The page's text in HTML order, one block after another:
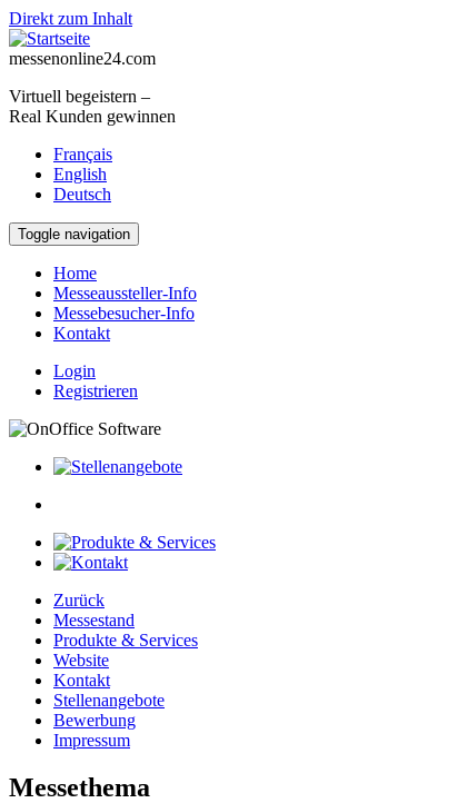
Direkt zum Inhalt
messenonline24.com
Virtuell begeistern –
Real Kunden gewinnen
Français
English
Deutsch
Toggle navigation
Home
Messeaussteller-Info
Messebesucher-Info
Kontakt
Login
Registrieren
Zurück
Messestand
Produkte & Services
Website
Kontakt
Stellenangebote
Bewerbung
Impressum
Messethema